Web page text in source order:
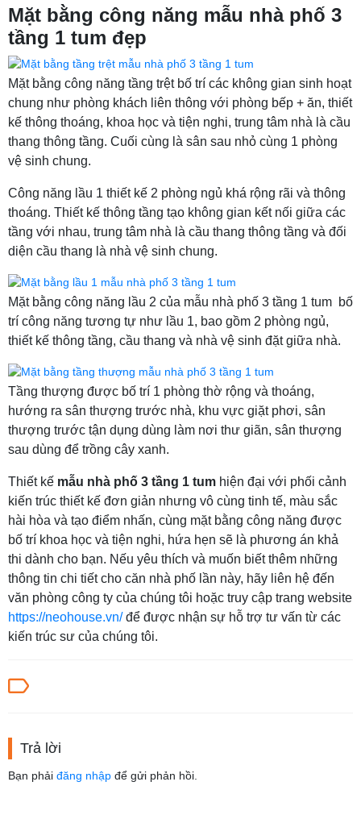
Mặt bằng công năng mẫu nhà phố 3
tầng 1 tum đẹp
Mặt bằng công năng tầng trệt bố trí các không gian sinh hoạt
chung như phòng khách liên thông với phòng bếp + ăn, thiết
kế thông thoáng, khoa học và tiện nghi, trung tâm nhà là cầu
thang thông tầng. Cuối cùng là sân sau nhỏ cùng 1 phòng
vệ sinh chung.
Công năng lầu 1 thiết kế 2 phòng ngủ khá rộng rãi và thông
thoáng. Thiết kế thông tầng tạo không gian kết nối giữa các
tầng với nhau, trung tâm nhà là cầu thang thông tầng và đối
diện cầu thang là nhà vệ sinh chung.
Mặt bằng công năng lầu 2 của mẫu nhà phố 3 tầng 1 tum bố
trí công năng tương tự như lầu 1, bao gồm 2 phòng ngủ,
thiết kế thông tầng, cầu thang và nhà vệ sinh đặt giữa nhà.
Tầng thượng được bố trí 1 phòng thờ rộng và thoáng,
hướng ra sân thượng trước nhà, khu vực giặt phơi, sân
thượng trước tận dụng dùng làm nơi thư giãn, sân thượng
sau dùng để trồng cây xanh.
Thiết kế mẫu nhà phố 3 tầng 1 tum hiện đại với phối cảnh
kiến trúc thiết kế đơn giản nhưng vô cùng tinh tế, màu sắc
hài hòa và tạo điểm nhấn, cùng mặt bằng công năng được
bố trí khoa học và tiện nghi, hứa hẹn sẽ là phương án khả
thi dành cho bạn. Nếu yêu thích và muốn biết thêm những
thông tin chi tiết cho căn nhà phố lần này, hãy liên hệ đến
văn phòng công ty của chúng tôi hoặc truy cập trang website
https://neohouse.vn/để được nhận sự hỗ trợ tư vấn từ các
kiến trúc sư của chúng tôi.
Trả lời
Bạn phải đăng nhập để gửi phản hồi.